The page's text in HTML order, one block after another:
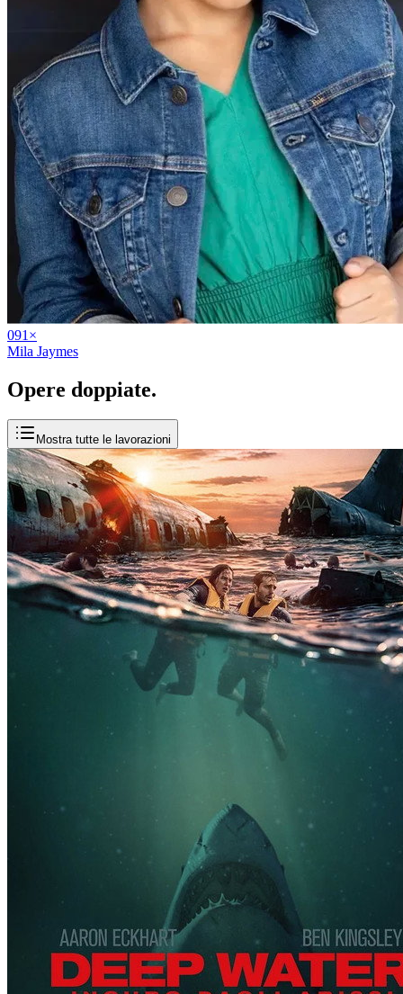
091 ×
Mila Jaymes
Opere doppiate.
Mostra tutte le lavorazioni